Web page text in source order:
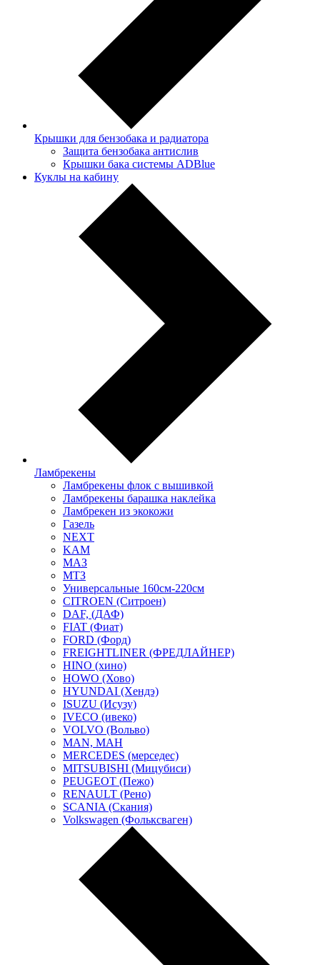
Крышки для бензобака и радиатора
Защита бензобака антислив
Крышки бака системы ADBlue
Куклы на кабину
Ламбрекены
Ламбрекены флок с вышивкой
Ламбрекены барашка наклейка
Ламбрекен из экокожи
Газель
NEXT
KAM
МАЗ
МТЗ
Универсальные 160см-220см
CITROEN (Ситроен)
DAF, (ДАФ)
FIAT (Фиат)
FORD (Форд)
FREIGHTLINER (ФРЕДЛАЙНЕР)
HINO (хино)
HOWO (Хово)
HYUNDAI (Хендэ)
ISUZU (Исузу)
IVECO (ивеко)
VOLVO (Вольво)
MAN, МАН
MERCEDES (мерседес)
MITSUBISHI (Мицубиси)
PEUGEOT (Пежо)
RENAULT (Рено)
SCANIA (Скания)
Volkswagen (Фольксваген)